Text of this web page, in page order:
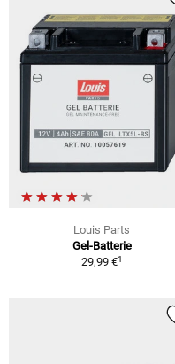
Louis Parts
Gel-Batterie
29,99 €1